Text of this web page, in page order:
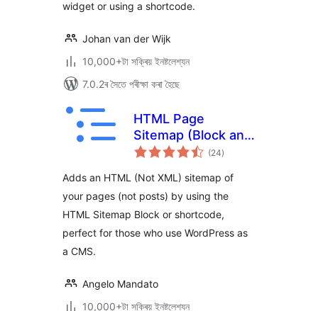
widget or using a shortcode.
Johan van der Wijk
10,000+টা সক্ৰিয় ইনষ্টলেশ্যন
7.0.2ৰ সৈতে পৰীক্ষা কৰা হৈছে
HTML Page
Sitemap (Block and
Shortcode) (24টা
মুঠ)
Adds an HTML (Not XML) sitemap of
your pages (not posts) by using the
HTML Sitemap Block or shortcode,
perfect for those who use WordPress as
a CMS.
Angelo Mandato
10,000+টা সক্ৰিয় ইনষ্টলেশ্যন